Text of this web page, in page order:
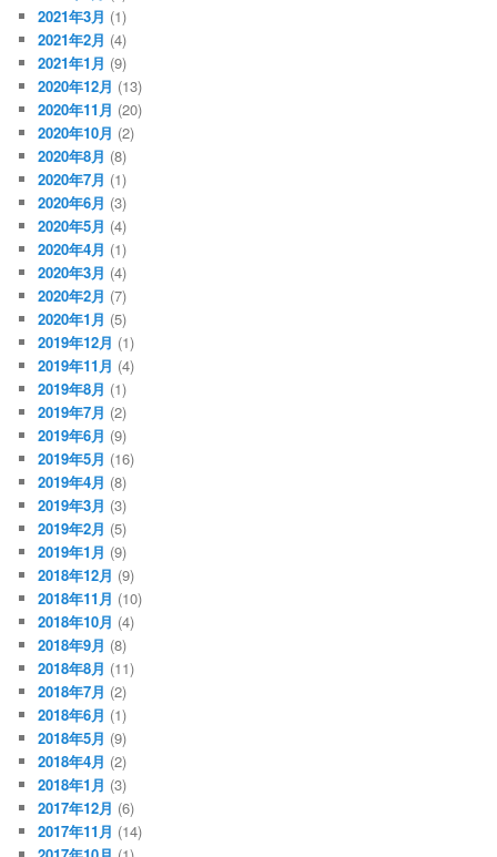
2021年3月 (1)
2021年2月 (4)
2021年1月 (9)
2020年12月 (13)
2020年11月 (20)
2020年10月 (2)
2020年8月 (8)
2020年7月 (1)
2020年6月 (3)
2020年5月 (4)
2020年4月 (1)
2020年3月 (4)
2020年2月 (7)
2020年1月 (5)
2019年12月 (1)
2019年11月 (4)
2019年8月 (1)
2019年7月 (2)
2019年6月 (9)
2019年5月 (16)
2019年4月 (8)
2019年3月 (3)
2019年2月 (5)
2019年1月 (9)
2018年12月 (9)
2018年11月 (10)
2018年10月 (4)
2018年9月 (8)
2018年8月 (11)
2018年7月 (2)
2018年6月 (1)
2018年5月 (9)
2018年4月 (2)
2018年1月 (3)
2017年12月 (6)
2017年11月 (14)